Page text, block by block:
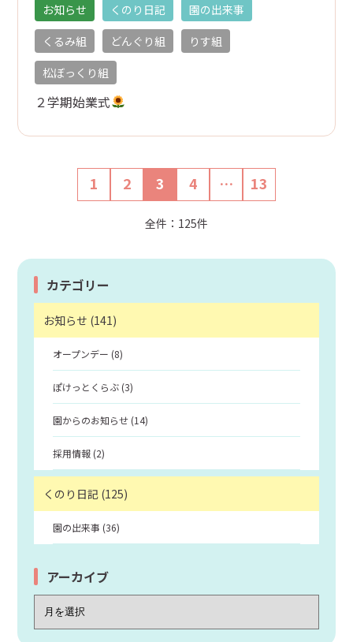
お知らせ
くのり日記
園の出来事
くるみ組
どんぐり組
りす組
松ぼっくり組
２学期始業式
1 2 3 4 … 13
全件：125件
カテゴリー
お知らせ (141)
オープンデー (8)
ぽけっとくらぶ (3)
園からのお知らせ (14)
採用情報 (2)
くのり日記 (125)
園の出来事 (36)
アーカイブ